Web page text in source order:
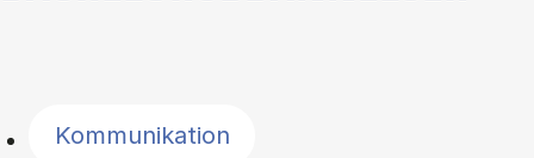
Kommunikation